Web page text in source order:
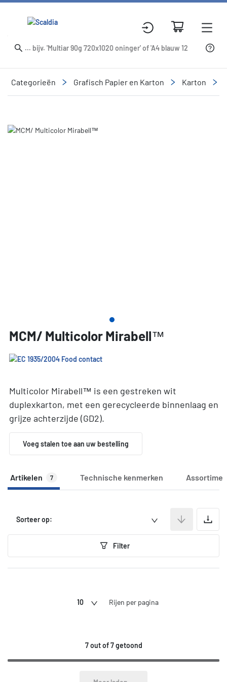
Categorieën Grafisch Papier en Karton Karton
Slide 1 of 1
MCM/ Multicolor Mirabell™
Multicolor Mirabell™ is een gestreken wit
duplexkarton, met een gerecycleerde binnenlaag en
grijze achterzijde (GD2).
Voeg stalen toe aan uw bestelling
Artikelen 7 Technische kenmerken
Sorteer op:
Filter
10 Rijen per pagina
7 out of 7 getoond